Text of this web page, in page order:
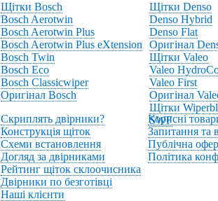
Щітки Bosch
Bosch Aerotwin
Bosch Aerotwin Plus
Bosch Aerotwin Plus eXtension
Bosch Twin
Bosch Eco
Bosch Classicwiper
Оригінал Bosch
Щітки Denso
Denso Hybrid
Denso Flat
Оригінал
Щітки Valeo
Valeo
Valeo First
Оригінал
Щітки
SWF
Скриплять двірники?
Конструкція щіток
Схеми встановлення
Догляд за двірниками
Рейтинг щіток склоочисника
Двірники по безготівці
Наші клієнти
Корисні
Запитання та
Публічна
Політика